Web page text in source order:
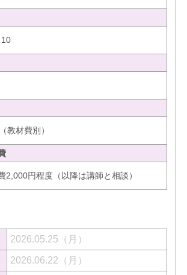
教材費別）
2,000円程度（以降は講師と相談）
2026.05.25（月）
2026.06.22（月）